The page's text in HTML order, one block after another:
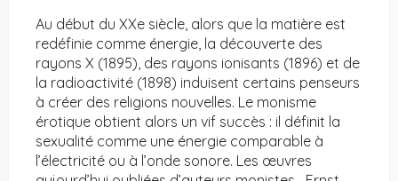
Au début du XXe siècle, alors que la matière est
redéfinie comme énergie, la découverte des
rayons X (1895), des rayons ionisants (1896) et de
la radioactivité (1898) induisent certains penseurs
à créer des religions nouvelles. Le monisme
érotique obtient alors un vif succès : il définit la
sexualité comme une énergie comparable à
l’électricité ou à l’onde sonore. Les œuvres